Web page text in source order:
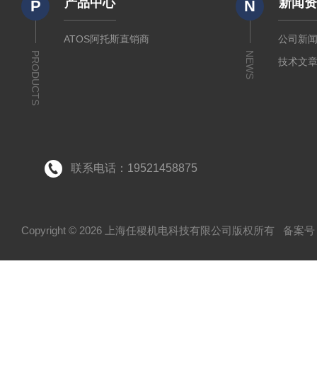
P
PRODUCTS
产品中心
ATOS阿托斯直销商
N
NEWS
新闻
公司新
技术文
联系电话：19521458875
Copyright © 2026 上海任稷机电科技有限公司版权所有 备案号